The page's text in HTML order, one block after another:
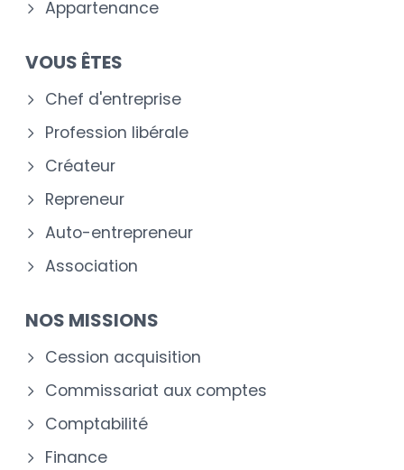
Appartenance
VOUS ÊTES
Chef d'entreprise
Profession libérale
Créateur
Repreneur
Auto-entrepreneur
Association
NOS MISSIONS
Cession acquisition
Commissariat aux comptes
Comptabilité
Finance